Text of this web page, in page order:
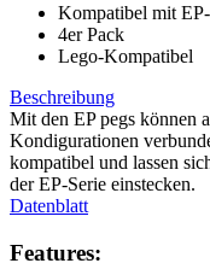
Kompatibel mit
4er Pack
Lego-Kompatibel
Beschreibung
Mit den EP pegs können
Kondigurationen
kompatibel und lassen
der EP-Serie einstecken.
Datenblatt
Features: